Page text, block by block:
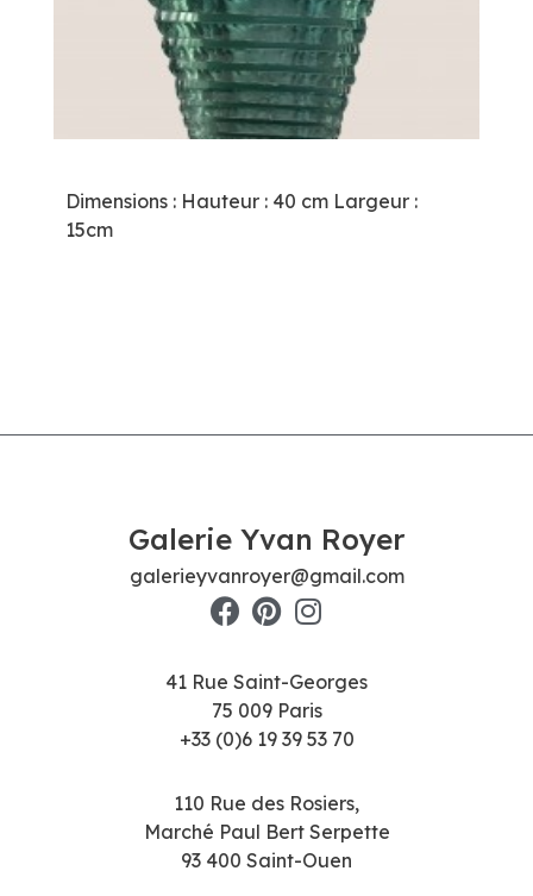
Dimensions : Hauteur : 40 cm Largeur :
15cm
Galerie Yvan Royer
galerieyvanroyer@gmail.com
41 Rue Saint-Georges
75 009 Paris
+33 (0)6 19 39 53 70
110 Rue des Rosiers,
Marché Paul Bert Serpette
93 400 Saint-Ouen